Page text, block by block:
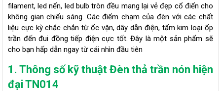
filament, led nến, led bulb tròn đều mang lại vẻ đẹp cổ điển cho
không gian chiếu sáng. Các điểm chạm của đèn với các chất
liệu cực kỳ chắc chắn từ ốc vặn, dây dẫn điện, tấm kim loại ốp
trần đến đui đồng tiếp điện cực tốt. Đây là một sản phẩm sẽ
cho bạn hấp dẫn ngay từ cái nhìn đầu tiên
1. Thông số kỹ thuật Đèn thả trần nón hiện
đại TN014